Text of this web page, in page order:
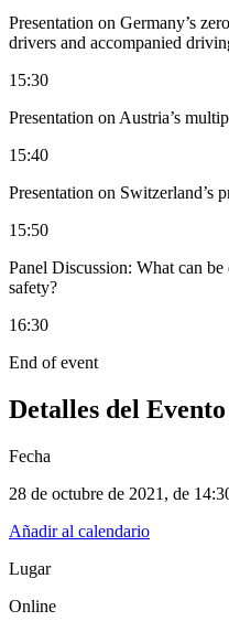
Presentation on Germany’s
drivers and accompanied
15:30
Presentation on Austria’s
15:40
Presentation on Switzerland’s
15:50
Panel Discussion: What can
safety?
16:30
End of event
Detalles del Evento
Fecha
28 de octubre de 2021 , de
Añadir al calendario
Lugar
Online